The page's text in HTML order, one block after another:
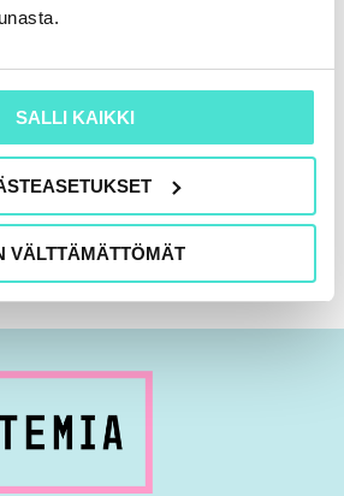
SALLI KAIKKI
VÄLTTÄMÄTTÖMÄT
suoritetuksi & lataa